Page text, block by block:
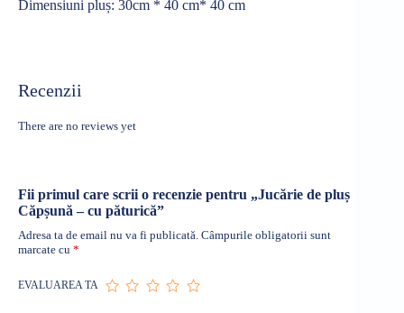
Dimensiuni pluș: 30cm * 40 cm* 40 cm
Recenzii
There are no reviews yet
Fii primul care scrii o recenzie pentru „Jucărie de pluș
Căpșună – cu păturică”
Adresa ta de email nu va fi publicată. Câmpurile obligatorii sunt
marcate cu *
EVALUAREA TA